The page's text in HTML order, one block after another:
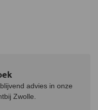
hoe sneller de
bereiken
advies in onze
Zwolle.